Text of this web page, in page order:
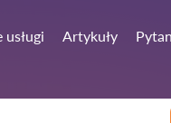
Artykuły